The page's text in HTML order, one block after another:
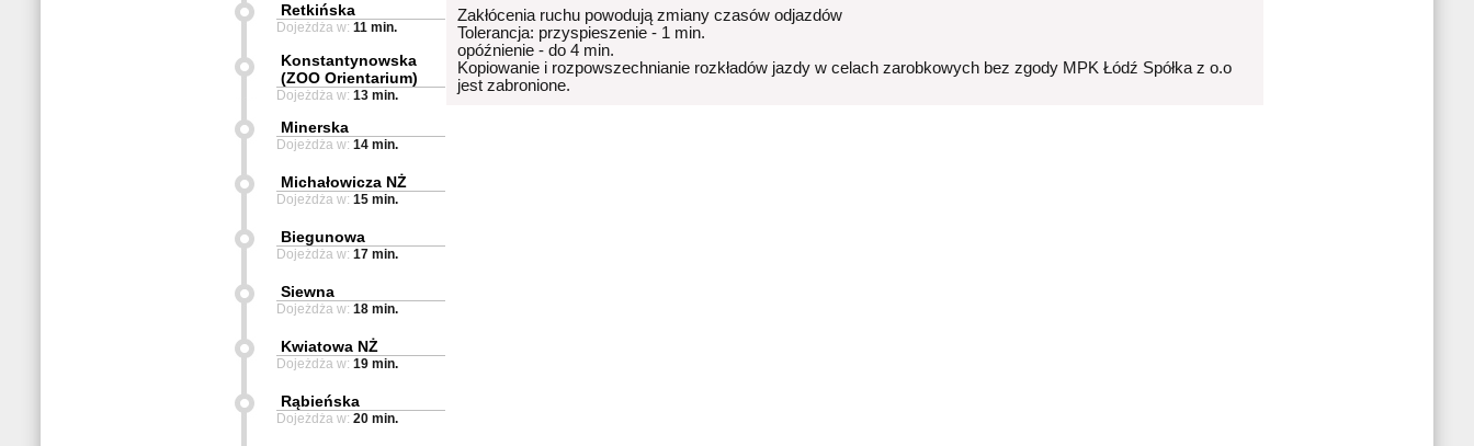
Zakłócenia ruchu powodują zmiany czasów odjazdów
Tolerancja: przyspieszenie - 1 min.
opóźnienie - do 4 min.
Kopiowanie i rozpowszechnianie rozkładów jazdy w celach zarobkowych bez zgody MPK Łódź Spółka z o.o
jest zabronione.
Retkińska
Dojeżdża w: 11 min.
Konstantynowska
(ZOO Orientarium)
Dojeżdża w: 13 min.
Minerska
Dojeżdża w: 14 min.
Michałowicza NŻ
Dojeżdża w: 15 min.
Biegunowa
Dojeżdża w: 17 min.
Siewna
Dojeżdża w: 18 min.
Kwiatowa NŻ
Dojeżdża w: 19 min.
Rąbieńska
Dojeżdża w: 20 min.